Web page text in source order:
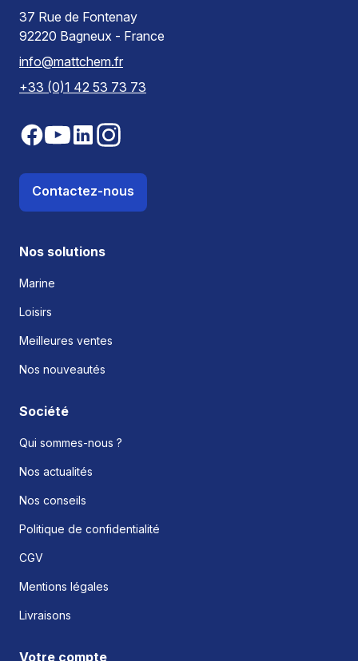
37 Rue de Fontenay
92220 Bagneux - France
info@mattchem.fr
+33 (0)1 42 53 73 73
Contactez-nous
Nos solutions
Marine
Loisirs
Meilleures ventes
Nos nouveautés
Société
Qui sommes-nous ?
Nos actualités
Nos conseils
Politique de confidentialité
CGV
Mentions légales
Livraisons
Votre compte